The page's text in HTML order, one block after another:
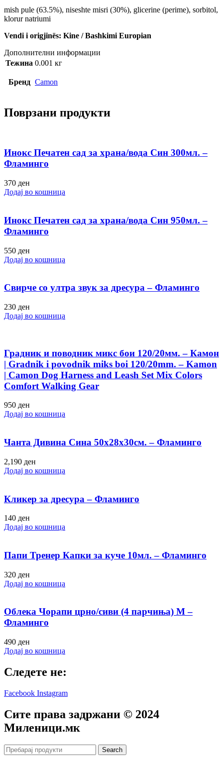
mish pule (63.5%), niseshte misri (30%), glicerine (perime), sorbitol,
klorur natriumi
Vendi i origjinës: Kine / Bashkimi Europian
Дополнителни информации
Тежина 0.001 кг
Бренд Camon
Поврзани продукти
Инокс Печатен сад за храна/вода Син 300мл. –
Фламинго
370 ден
Додај во кошница
Инокс Печатен сад за храна/вода Син 950мл. –
Фламинго
550 ден
Додај во кошница
Свирче со ултра звук за дресура – Фламинго
230 ден
Додај во кошница
Градник и поводник микс бои 120/20мм. – Камон
| Gradnik i povodnik miks boi 120/20mm. – Kamon
| Camon Dog Harness and Leash Set Mix Colors
Comfort Walking Gear
950 ден
Додај во кошница
Чанта Дивина Сина 50х28х30см. – Фламинго
2,190 ден
Додај во кошница
Кликер за дресура – Фламинго
140 ден
Додај во кошница
Папи Тренер Капки за куче 10мл. – Фламинго
320 ден
Додај во кошница
Облека Чорапи црно/сиви (4 парчиња) M –
Фламинго
490 ден
Додај во кошница
Следете не:
Facebook Instagram
Сите права задржани © 2024
Mиленици.мк
Search